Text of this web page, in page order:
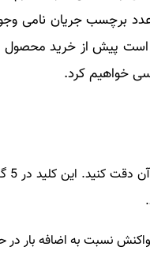
برچسب جریان نامی
پیش از خرید محصول
خواهیم کرد.